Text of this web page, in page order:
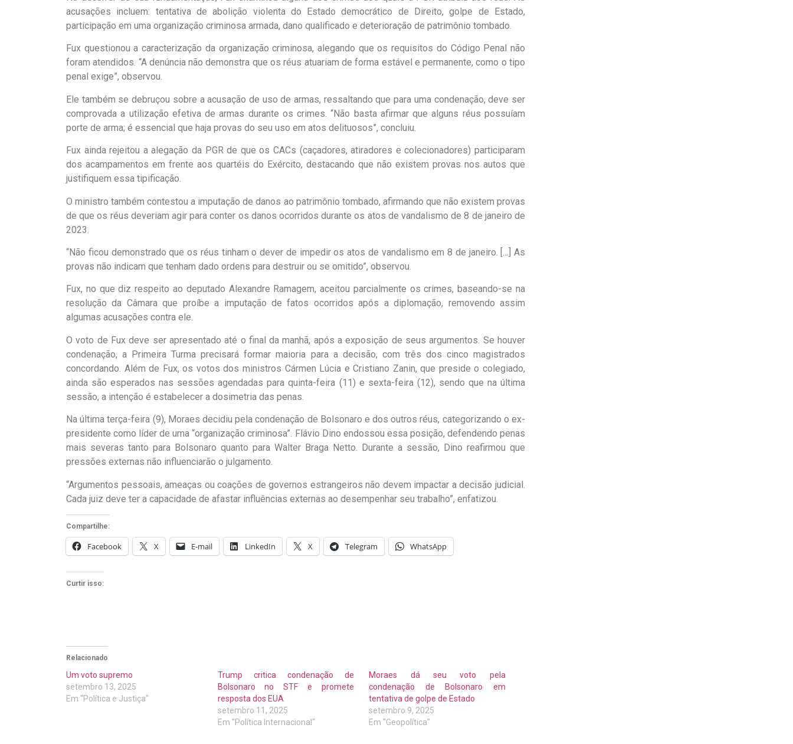
acusações incluem: tentativa de abolição violenta do Estado democrático de Direito, golpe de Estado,
participação em uma organização criminosa armada, dano qualificado e deterioração de patrimônio tombado.
Fux questionou a caracterização da organização criminosa, alegando que os requisitos do Código Penal não
foram atendidos. “A denúncia não demonstra que os réus atuariam de forma estável e permanente, como o tipo
penal exige”, observou.
Ele também se debruçou sobre a acusação de uso de armas, ressaltando que para uma condenação, deve ser
comprovada a utilização efetiva de armas durante os crimes. “Não basta afirmar que alguns réus possuíam
porte de arma; é essencial que haja provas do seu uso em atos delituosos”, concluiu.
Fux ainda rejeitou a alegação da PGR de que os CACs (caçadores, atiradores e colecionadores) participaram
dos acampamentos em frente aos quartéis do Exército, destacando que não existem provas nos autos que
justifiquem essa tipificação.
O ministro também contestou a imputação de danos ao patrimônio tombado, afirmando que não existem provas
de que os réus deveriam agir para conter os danos ocorridos durante os atos de vandalismo de 8 de janeiro de
2023.
“Não ficou demonstrado que os réus tinham o dever de impedir os atos de vandalismo em 8 de janeiro. […] As
provas não indicam que tenham dado ordens para destruir ou se omitido”, observou.
Fux, no que diz respeito ao deputado Alexandre Ramagem, aceitou parcialmente os crimes, baseando-se na
resolução da Câmara que proíbe a imputação de fatos ocorridos após a diplomação, removendo assim
algumas acusações contra ele.
O voto de Fux deve ser apresentado até o final da manhã, após a exposição de seus argumentos. Se houver
condenação, a Primeira Turma precisará formar maioria para a decisão, com três dos cinco magistrados
concordando. Além de Fux, os votos dos ministros Cármen Lúcia e Cristiano Zanin, que preside o colegiado,
ainda são esperados nas sessões agendadas para quinta-feira (11) e sexta-feira (12), sendo que na última
sessão, a intenção é estabelecer a dosimetria das penas.
Na última terça-feira (9), Moraes decidiu pela condenação de Bolsonaro e dos outros réus, categorizando o ex-
presidente como líder de uma “organização criminosa”. Flávio Dino endossou essa posição, defendendo penas
mais severas tanto para Bolsonaro quanto para Walter Braga Netto. Durante a sessão, Dino reafirmou que
pressões externas não influenciarão o julgamento.
“Argumentos pessoais, ameaças ou coações de governos estrangeiros não devem impactar a decisão judicial.
Cada juiz deve ter a capacidade de afastar influências externas ao desempenhar seu trabalho”, enfatizou.
Compartilhe:
Facebook X E-mail LinkedIn X Telegram WhatsApp
Curtir isso:
Relacionado
Um voto supremo
setembro 13, 2025
Em "Política e Justiça"
Trump critica condenação de
Bolsonaro no STF e promete
resposta dos EUA
setembro 11, 2025
Em "Política Internacional"
Moraes dá seu voto pela
condenação de Bolsonaro em
tentativa de golpe de Estado
setembro 9, 2025
Em "Geopolítica"